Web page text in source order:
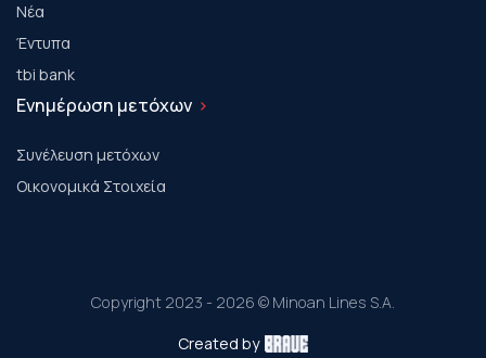
Νέα
Έντυπα
tbi bank
Ενημέρωση μετόχων
Συνέλευση μετόχων
Οικονομικά Στοιχεία
Copyright 2023 - 2026 © Minoan Lines S.A.
Created by